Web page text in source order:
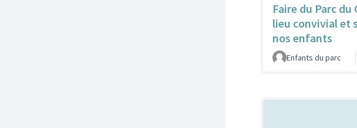
Faire du Parc du
lieu convivial et
nos enfants
Enfants du parc